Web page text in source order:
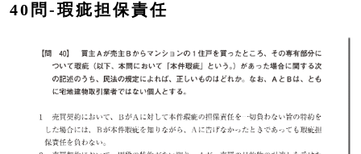
40問‐瑕疵担保責任